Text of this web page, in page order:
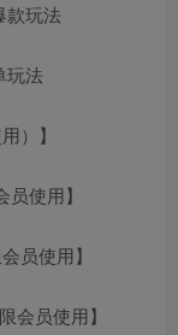
款玩法
玩法
）】
使用】
员使用】
会员使用】